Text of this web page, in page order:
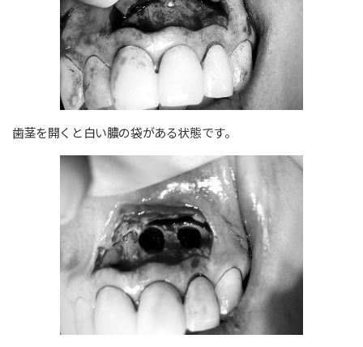
歯茎を開くと白い膿の袋がある状態です。